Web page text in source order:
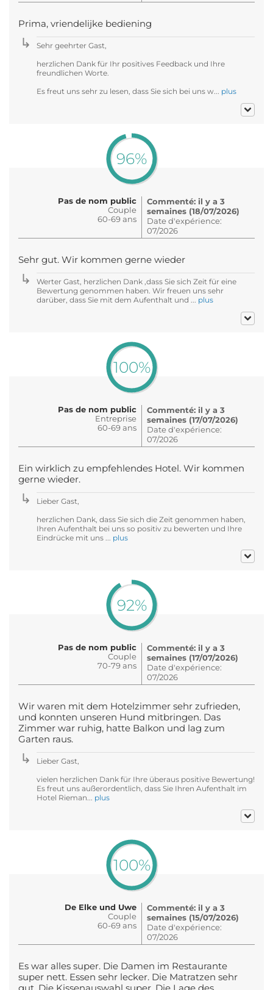
Prima, vriendelijke bediening
Sehr geehrter Gast,
herzlichen Dank für Ihr positives Feedback und Ihre
freundlichen Worte.
Es freut uns sehr zu lesen, dass Sie sich bei uns w... plus
96%
Pas de nom public
Couple
60-69 ans
Commenté: il y a 3
semaines (18/07/2026)
Date d'expérience:
07/2026
Sehr gut. Wir kommen gerne wieder
Werter Gast, herzlichen Dank ,dass Sie sich Zeit für eine
Bewertung genommen haben. Wir freuen uns sehr
darüber, dass Sie mit dem Aufenthalt und ... plus
100%
Pas de nom public
Entreprise
60-69 ans
Commenté: il y a 3
semaines (17/07/2026)
Date d'expérience:
07/2026
Ein wirklich zu empfehlendes Hotel. Wir kommen
gerne wieder.
Lieber Gast,
herzlichen Dank, dass Sie sich die Zeit genommen haben,
Ihren Aufenthalt bei uns so positiv zu bewerten und Ihre
Eindrücke mit uns ... plus
92%
Pas de nom public
Couple
70-79 ans
Commenté: il y a 3
semaines (17/07/2026)
Date d'expérience:
07/2026
Wir waren mit dem Hotelzimmer sehr zufrieden,
und konnten unseren Hund mitbringen. Das
Zimmer war ruhig, hatte Balkon und lag zum
Garten raus.
Lieber Gast,
vielen herzlichen Dank für Ihre überaus positive Bewertung!
Es freut uns außerordentlich, dass Sie Ihren Aufenthalt im
Hotel Rieman... plus
100%
De Elke und Uwe
Couple
60-69 ans
Commenté: il y a 3
semaines (15/07/2026)
Date d'expérience:
07/2026
Es war alles super. Die Damen im Restaurante
super nett. Essen sehr lecker. Die Matratzen sehr